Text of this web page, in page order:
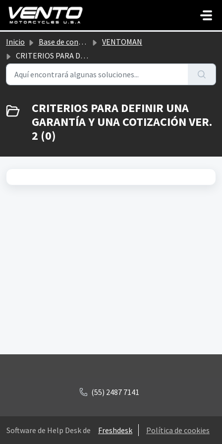
Saltar al contenido principal
Inicio Base de conocimientos
VENTOMAN
CRITERIOS PARA DEFINIR UNA GARANTÍA Y UNA COTIZACIÓN VER. 2
CRITERIOS PARA DEFINIR UNA
GARANTÍA Y UNA COTIZACIÓN VER.
2 (0)
(55) 2487 7141
Software de Help Desk de Freshdesk Política de cookies